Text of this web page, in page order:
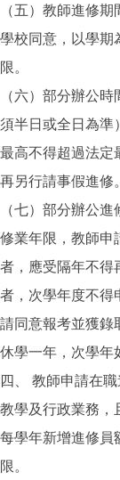
（五）教師進修
學校同意，以學期
限。
（六）部分辦公
須半日或全日為準
最高不得超過法定
再另行請事假進修。
（七）部分辦公
修業年限，教師申
者，應受隔年不得
者，次學年度不得
請同意報考並獲錄
休學一年，次學年
四、 教師申請在
教學及行政業務，
每學年新增進修員
限。